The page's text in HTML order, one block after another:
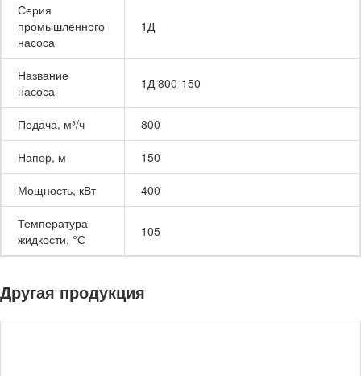
Серия
промышленного
насоса
1Д
Название
насоса
1Д 800-150
Подача, м³/ч 800
Напор, м 150
Мощность, кВт 400
Температура
жидкости, °С
105
Другая продукция